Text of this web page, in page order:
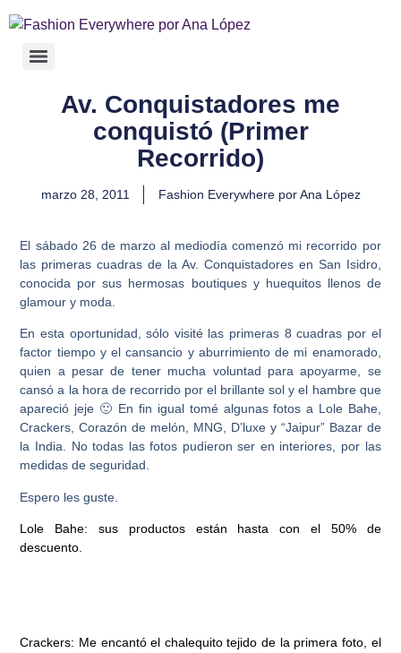
Av. Conquistadores me
conquistó (Primer
Recorrido)
marzo 28, 2011 Fashion Everywhere por Ana López
El sábado 26 de marzo al mediodía comenzó mi recorrido por
las primeras cuadras de la Av. Conquistadores en San Isidro,
conocida por sus hermosas boutiques y huequitos llenos de
glamour y moda.
En esta oportunidad, sólo visité las primeras 8 cuadras por el
factor tiempo y el cansancio y aburrimiento de mi enamorado,
quien a pesar de tener mucha voluntad para apoyarme, se
cansó a la hora de recorrido por el brillante sol y el hambre que
apareció jeje 🙂 En fin igual tomé algunas fotos a Lole Bahe,
Crackers, Corazón de melón, MNG, D’luxe y “Jaipur” Bazar de
la India. No todas las fotos pudieron ser en interiores, por las
medidas de seguridad.
Espero les guste.
Lole Bahe: sus productos están hasta con el 50% de
descuento.
Crackers: Me encantó el chalequito tejido de la primera foto, el